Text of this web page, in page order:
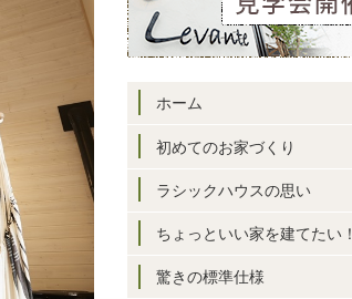
ホーム
初めてのお家づくり
ラシックハウスの思い
ちょっといい家を建てたい！
驚きの標準仕様